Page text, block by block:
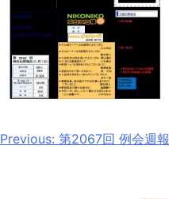
Previous: 第2067回 例会週報